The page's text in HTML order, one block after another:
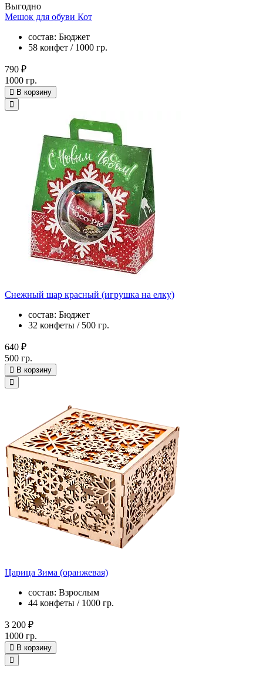
Выгодно
Мешок для обуви Кот
состав: Бюджет
58 конфет / 1000 гр.
790 ₽
1000 гр.
В корзину
Снежный шар красный (игрушка на елку)
состав: Бюджет
32 конфеты / 500 гр.
640 ₽
500 гр.
В корзину
Царица Зима (оранжевая)
состав: Взрослым
44 конфеты / 1000 гр.
3 200 ₽
1000 гр.
В корзину